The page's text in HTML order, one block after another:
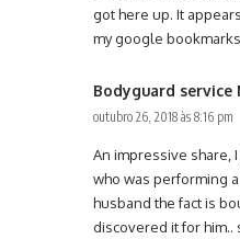
got here up. It
my google
Bodyguard service
outubro 26, 2018 às 8:16 pm
An impressive share,
who was performing
husband the fact is
discovered it for him..